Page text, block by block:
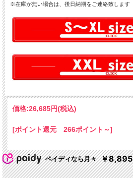
※在庫が無い場合は、後日納期をご連絡致します
価格:26,685円(税込)
[ポイント還元 266ポイント～]
ペイディなら月々 ￥8,895